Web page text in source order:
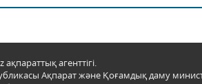
агенттігі.
Ақпарат және Қоғамдық даму